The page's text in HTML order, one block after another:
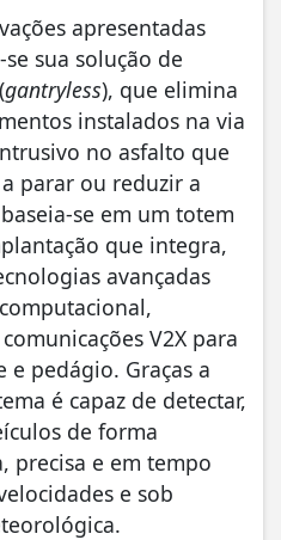
apresentadas
sua solução de
gantryless), que elimina
instalados na via
no asfalto que
parar ou reduzir a
se em um totem
que integra,
avançadas
V2X para
e pedágio. Graças a
é capaz de detectar,
de forma
precisa e em tempo
e sob